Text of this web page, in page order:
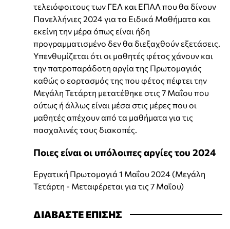
τελειόφοιτους των ΓΕΛ και ΕΠΑΛ που θα δίνουν
Πανελλήνιες 2024 για τα Ειδικά Μαθήματα και
εκείνη την μέρα όπως είναι ήδη
προγραμματισμένο δεν θα διεξαχθούν εξετάσεις.
Υπενθυμίζεται ότι οι μαθητές φέτος χάνουν και
την πατροπαράδοτη αργία της Πρωτομαγιάς
καθώς ο εορτασμός της που φέτος πέφτει την
Μεγάλη Τετάρτη μετατέθηκε στις 7 Μαΐου που
ούτως ή άλλως είναι μέσα στις μέρες που οι
μαθητές απέχουν από τα μαθήματα για τις
πασχαλινές τους διακοπές.
Ποιες είναι οι υπόλοιπες αργίες του 2024
Εργατική Πρωτομαγιά 1 Μαΐου 2024 (Μεγάλη
Τετάρτη - Μεταφέρεται για τις 7 Μαΐου)
ΔΙΑΒΑΣΤΕ ΕΠΙΣΗΣ